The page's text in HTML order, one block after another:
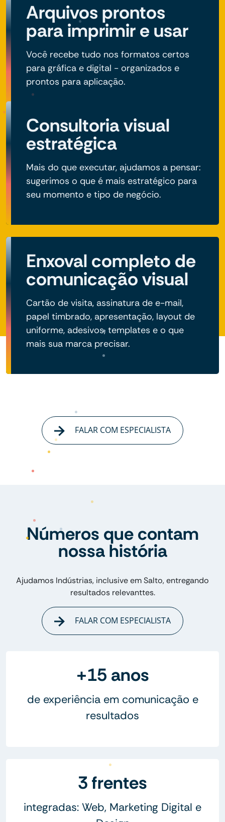
Arquivos prontos
para imprimir e usar
Você recebe tudo nos formatos certos
para gráfica e digital - organizados e
prontos para aplicação.
Consultoria visual
estratégica
Mais do que executar, ajudamos a pensar:
sugerimos o que é mais estratégico para
seu momento e tipo de negócio.
Enxoval completo de
comunicação visual
Cartão de visita, assinatura de e-mail,
papel timbrado, apresentação, layout de
uniforme, adesivos, templates e o que
mais sua marca precisar.
FALAR COM ESPECIALISTA
Números que contam
nossa história
Ajudamos Indústrias, inclusive em Salto, entregando
resultados relevanttes.
FALAR COM ESPECIALISTA
+15 anos
de experiência em comunicação e
resultados
3 frentes
integradas: Web, Marketing Digital e